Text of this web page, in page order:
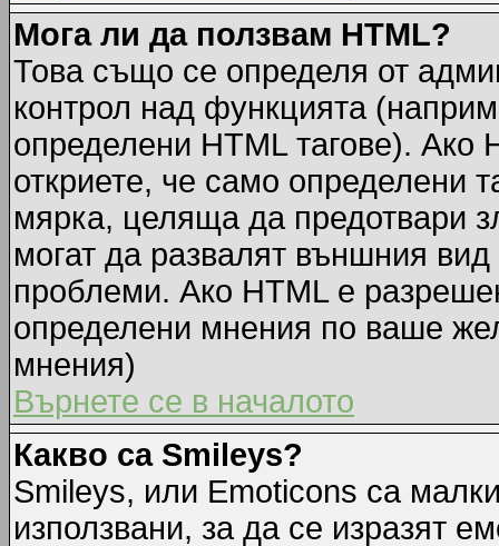
Мога ли да ползвам HTML?
Това също се определя от
контрол над функцията
определени HTML тагове).
откриете, че само определени
мярка, целяща да предотвари
могат да развалят външния
проблеми. Ако HTML е
определени мнения по ваше
мнения)
Върнете се в началото
Какво са Smileys?
Smileys, или Emoticons са
използвани, за да се изразят